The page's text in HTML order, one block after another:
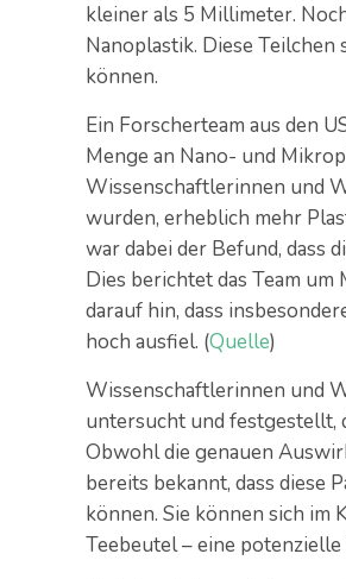
kleiner als 5 Millimeter.
Nanoplastik. Diese
können.
Ein Forscherteam aus den
Menge an Nano- und
Wissenschaftlerinnen und
wurden, erheblich mehr
war dabei der Befund, dass
Dies berichtet das Team
darauf hin, dass
hoch ausfiel. (Quelle)
Wissenschaftlerinnen und
untersucht und festgestellt,
Obwohl die genauen
bereits bekannt, dass diese
können. Sie können sich im
Teebeutel – eine